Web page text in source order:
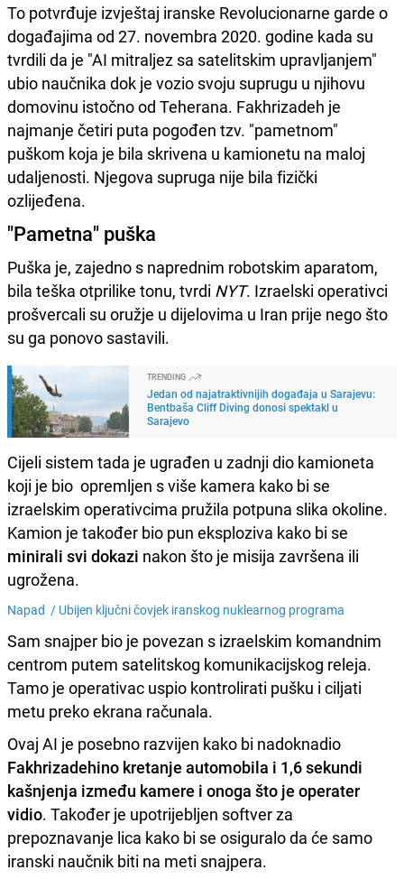
To potvrđuje izvještaj iranske Revolucionarne garde o
događajima od 27. novembra 2020. godine kada su
tvrdili da je "AI mitraljez sa satelitskim upravljanjem"
ubio naučnika dok je vozio svoju suprugu u njihovu
domovinu istočno od Teherana. Fakhrizadeh je
najmanje četiri puta pogođen tzv. "pametnom"
puškom koja je bila skrivena u kamionetu na maloj
udaljenosti. Njegova supruga nije bila fizički
ozlijeđena.
"Pametna" puška
Puška je, zajedno s naprednim robotskim aparatom,
bila teška otprilike tonu, tvrdi NYT. Izraelski operativci
prošvercali su oružje u dijelovima u Iran prije nego što
su ga ponovo sastavili.
TRENDING
Jedan od najatraktivnijih događaja u Sarajevu:
Bentbaša Cliff Diving donosi spektakl u
Sarajevo
Cijeli sistem tada je ugrađen u zadnji dio kamioneta
koji je bio opremljen s više kamera kako bi se
izraelskim operativcima pružila potpuna slika okoline.
Kamion je također bio pun eksploziva kako bi se
minirali svi dokazi nakon što je misija završena ili
ugrožena.
Napad / Ubijen ključni čovjek iranskog nuklearnog programa
Sam snajper bio je povezan s izraelskim komandnim
centrom putem satelitskog komunikacijskog releja.
Tamo je operativac uspio kontrolirati pušku i ciljati
metu preko ekrana računala.
Ovaj AI je posebno razvijen kako bi nadoknadio
Fakhrizadehino kretanje automobila i 1,6 sekundi
kašnjenja između kamere i onoga što je operater
vidio. Također je upotrijebljen softver za
prepoznavanje lica kako bi se osiguralo da će samo
iranski naučnik biti na meti snajpera.